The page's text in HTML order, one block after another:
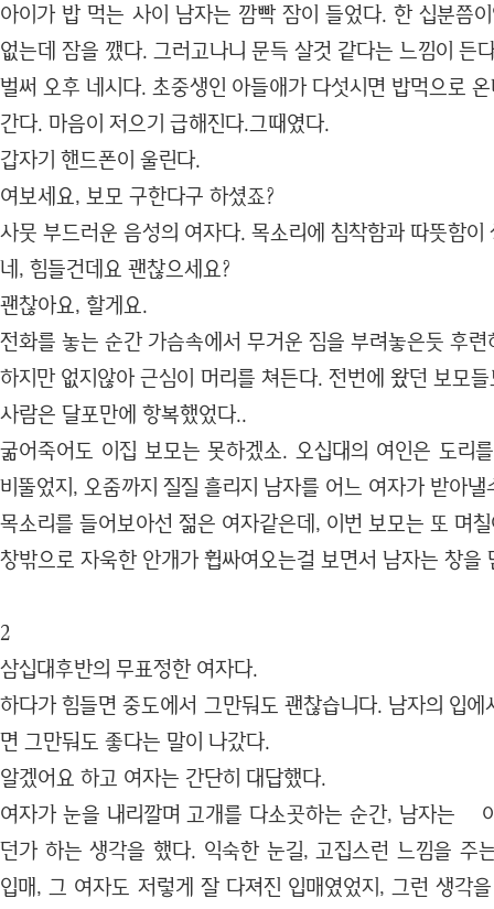
아이가 밥 먹는 사이 남자는 깜빡 잠이 들었다. 한 십분쯤
없는데 잠을 깼다. 그러고나니 문득 살것 같다는 느낌이 든
벌써 오후 네시다. 초중생인 아들애가 다섯시면 밥먹으로
간다. 마음이 저으기 급해진다.그때였다.
갑자기 핸드폰이 울린다.
여보세요, 보모 구한다구 하셨죠?
사뭇 부드러운 음성의 여자다. 목소리에 침착함과 따뜻함이
네, 힘들건데요 괜찮으세요?
괜찮아요, 할게요.
전화를 놓는 순간 가슴속에서 무거운 짐을 부려놓은듯 후련
하지만 없지않아 근심이 머리를 쳐든다. 전번에 왔던 보모
사람은 달포만에 항복했었다..
굶어죽어도 이집 보모는 못하겠소. 오십대의 여인은 도리
비뚤었지, 오줌까지 질질 흘리지 남자를 어느 여자가 받아
목소리를 들어보아선 젊은 여자같은데, 이번 보모는 또 며
창밖으로 자욱한 안개가 휩싸여오는걸 보면서 남자는 창을
2
삼십대후반의 무표정한 여자다.
하다가 힘들면 중도에서 그만둬도 괜찮습니다. 남자의 입
면 그만둬도 좋다는 말이 나갔다.
알겠어요 하고 여자는 간단히 대답했다.
여자가 눈을 내리깔며 고개를 다소곳하는 순간, 남자는
던가 하는 생각을 했다. 익숙한 눈길, 고집스런 느낌을 주
입매, 그 여자도 저렇게 잘 다져진 입매였었지, 그런 생각